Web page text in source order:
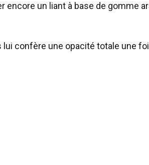
extra-
Rouge
encore un liant à base de gomme
confère une opacité totale une